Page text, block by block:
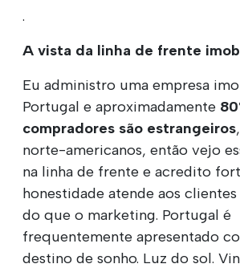
.
A vista da linha de frente
Eu administro uma empresa
Portugal e aproximadamente
compradores são estrangeiros
norte-americanos, então vejo
na linha de frente e acredito
honestidade atende aos
do que o marketing. Portugal é
frequentemente apresentado
destino de sonho. Luz do sol.